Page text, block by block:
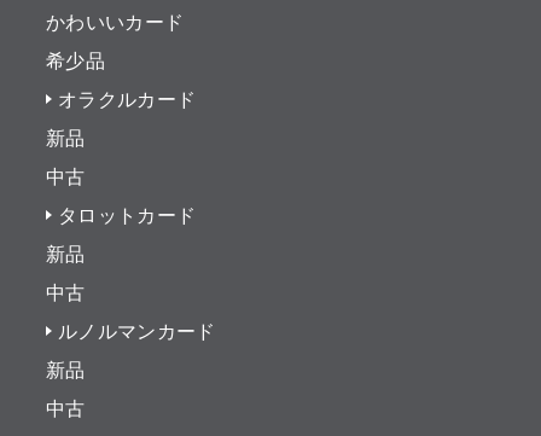
かわいいカード
希少品
オラクルカード
新品
中古
タロットカード
新品
中古
ルノルマンカード
新品
中古